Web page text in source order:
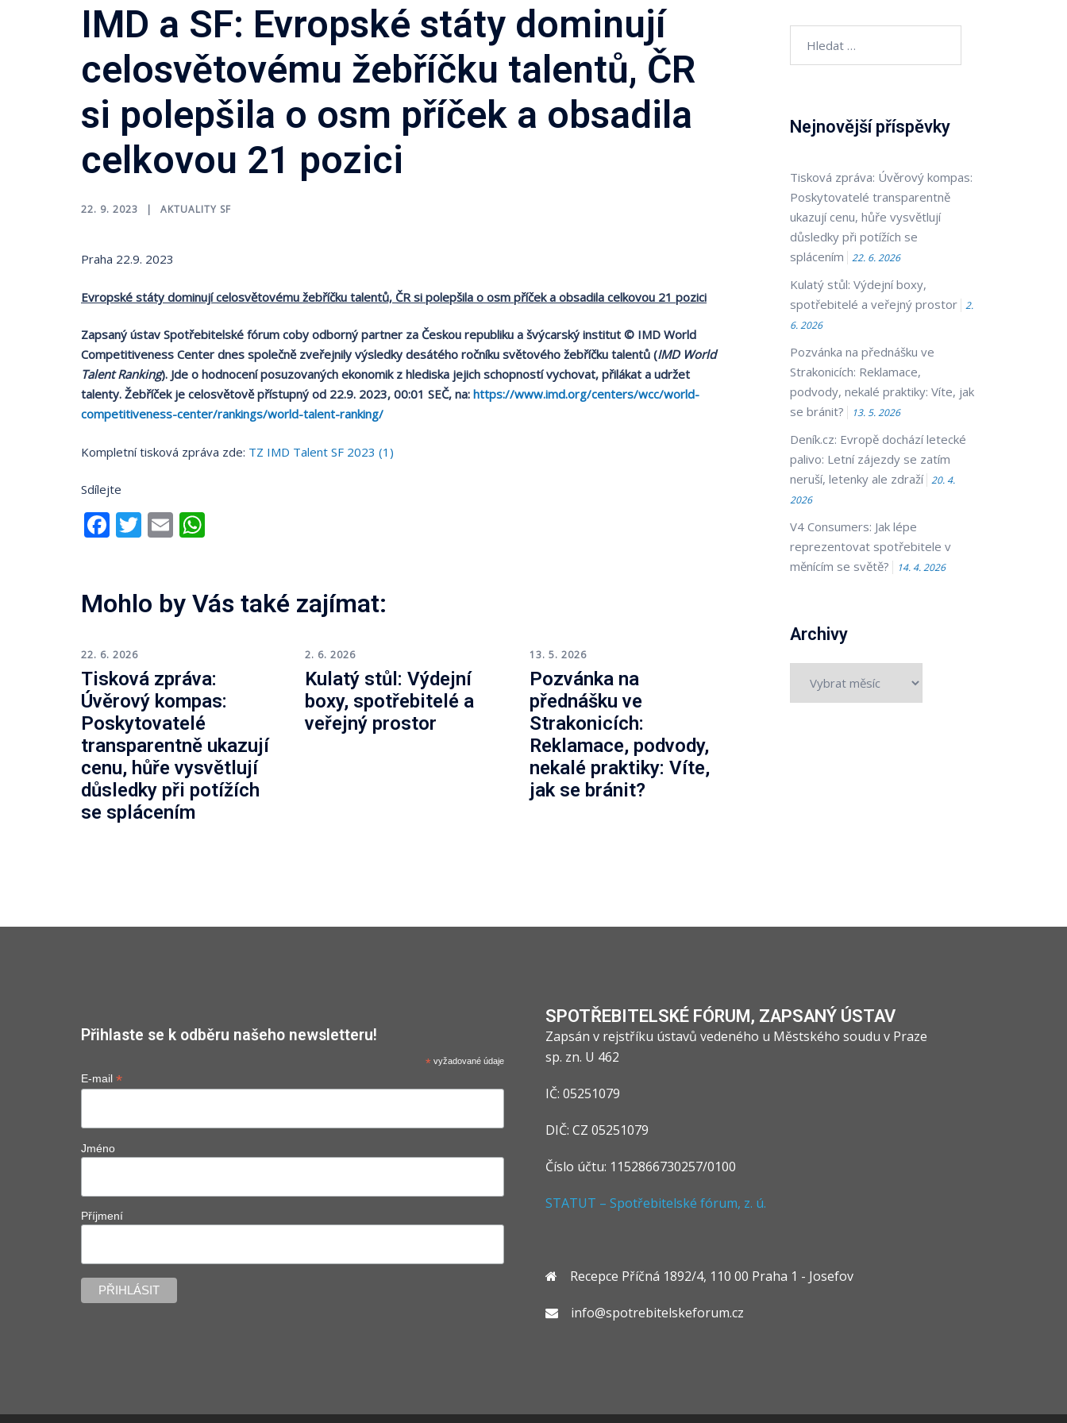
IMD a SF: Evropské státy dominují
celosvětovému žebříčku talentů, ČR
si polepšila o osm příček a obsadila
celkovou 21 pozici
22. 9. 2023 AKTUALITY SF
Praha 22.9. 2023
Evropské státy dominují celosvětovému žebříčku talentů, ČR si polepšila o osm příček a obsadila celkovou 21 pozici
Zapsaný ústav Spotřebitelské fórum coby odborný partner za Českou republiku a švýcarský institut © IMD World
Competitiveness Center dnes společně zveřejnily výsledky desátého ročníku světového žebříčku talentů (IMD World
Talent Ranking). Jde o hodnocení posuzovaných ekonomik z hlediska jejich schopností vychovat, přilákat a udržet
talenty. Žebříček je celosvětově přístupný od 22.9. 2023, 00:01 SEČ, na: https://www.imd.org/centers/wcc/world-
competitiveness-center/rankings/world-talent-ranking/
Kompletní tisková zpráva zde: TZ IMD Talent SF 2023 (1)
Sdílejte
Facebook
Twitter
Email
Mohlo by Vás také zajímat:
22. 6. 2026
Tisková zpráva:
Úvěrový kompas:
Poskytovatelé
transparentně ukazují
cenu, hůře vysvětlují
důsledky při potížích
se splácením
2. 6. 2026
Kulatý stůl: Výdejní
boxy, spotřebitelé a
veřejný prostor
13. 5. 2026
Pozvánka na
přednášku ve
Strakonicích:
Reklamace, podvody,
nekalé praktiky: Víte,
jak se bránit?
Nejnovější příspěvky
Tisková zpráva: Úvěrový kompas:
Poskytovatelé transparentně
ukazují cenu, hůře vysvětlují
důsledky při potížích se
splácením
22. 6. 2026
Kulatý stůl: Výdejní boxy,
spotřebitelé a veřejný prostor
2.
6. 2026
Pozvánka na přednášku ve
Strakonicích: Reklamace,
podvody, nekalé praktiky: Víte, jak
se bránit?
13. 5. 2026
Deník.cz: Evropě dochází letecké
palivo: Letní zájezdy se zatím
neruší, letenky ale zdraží
20. 4.
2026
V4 Consumers: Jak lépe
reprezentovat spotřebitele v
měnícím se světě?
14. 4. 2026
Archivy
Přihlaste se k odběru našeho newsletteru!
*vyžadované údaje
E-mail *
Jméno
Příjmení
SPOTŘEBITELSKÉ FÓRUM, ZAPSANÝ ÚSTAV
Zapsán v rejstříku ústavů vedeného u Městského soudu v Praze
sp. zn. U 462
IČ: 05251079
DIČ: CZ 05251079
Číslo účtu: 1152866730257/0100
STATUT – Spotřebitelské fórum, z. ú.
Recepce Příčná 1892/4, 110 00 Praha 1 - Josefov
info@spotrebitelskeforum.cz